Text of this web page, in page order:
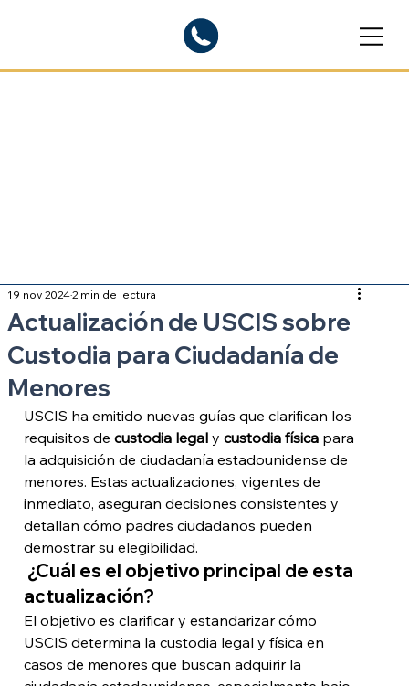
Actualización de USCIS sobre
Custodia para Ciudadanía de
Menores
19 nov 20242 min de lectura
USCIS ha emitido nuevas guías que clarifican los
requisitos de custodia legal y custodia física para
la adquisición de ciudadanía estadounidense de
menores. Estas actualizaciones, vigentes de
inmediato, aseguran decisiones consistentes y
detallan cómo padres ciudadanos pueden
demostrar su elegibilidad.
¿Cuál es el objetivo principal de esta
actualización?
El objetivo es clarificar y estandarizar cómo
USCIS determina la custodia legal y física en
casos de menores que buscan adquirir la